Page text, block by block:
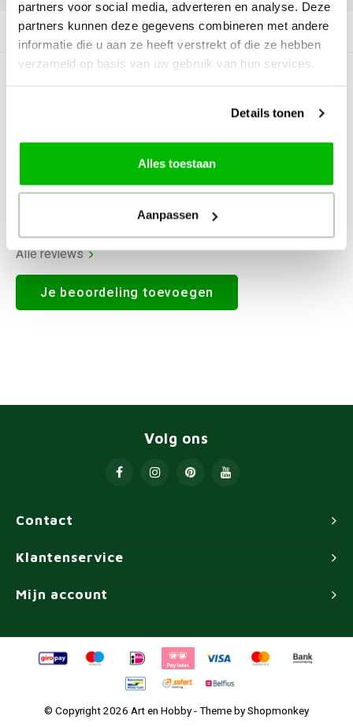
partners voor social media, adverteren en analyse. Deze
partners kunnen deze gegevens combineren met andere
informatie die u aan ze heeft verstrekt of die ze hebben
verzameld op basis van uw gebruik van hun services.
Details tonen
Alles toestaan
Aanpassen
Productomschrijving
Alle reviews
Je beoordeling toevoegen
Contact
Volg ons
Klantenservice
Mijn account
© Copyright 2026 Art en Hobby - Theme byShopmonkey